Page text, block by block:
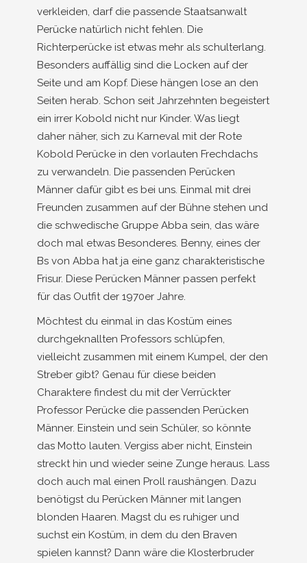
verkleiden, darf die passende Staatsanwalt
Perücke natürlich nicht fehlen. Die
Richterperücke ist etwas mehr als schulterlang.
Besonders auffällig sind die Locken auf der
Seite und am Kopf. Diese hängen lose an den
Seiten herab. Schon seit Jahrzehnten begeistert
ein irrer Kobold nicht nur Kinder. Was liegt
daher näher, sich zu Karneval mit der Rote
Kobold Perücke in den vorlauten Frechdachs
zu verwandeln. Die passenden Perücken
Männer dafür gibt es bei uns. Einmal mit drei
Freunden zusammen auf der Bühne stehen und
die schwedische Gruppe Abba sein, das wäre
doch mal etwas Besonderes. Benny, eines der
Bs von Abba hat ja eine ganz charakteristische
Frisur. Diese Perücken Männer passen perfekt
für das Outfit der 1970er Jahre.
Möchtest du einmal in das Kostüm eines
durchgeknallten Professors schlüpfen,
vielleicht zusammen mit einem Kumpel, der den
Streber gibt? Genau für diese beiden
Charaktere findest du mit der Verrückter
Professor Perücke die passenden Perücken
Männer. Einstein und sein Schüler, so könnte
das Motto lauten. Vergiss aber nicht, Einstein
streckt hin und wieder seine Zunge heraus. Lass
doch auch mal einen Proll raushängen. Dazu
benötigst du Perücken Männer mit langen
blonden Haaren. Magst du es ruhiger und
suchst ein Kostüm, in dem du den Braven
spielen kannst? Dann wäre die Klosterbruder